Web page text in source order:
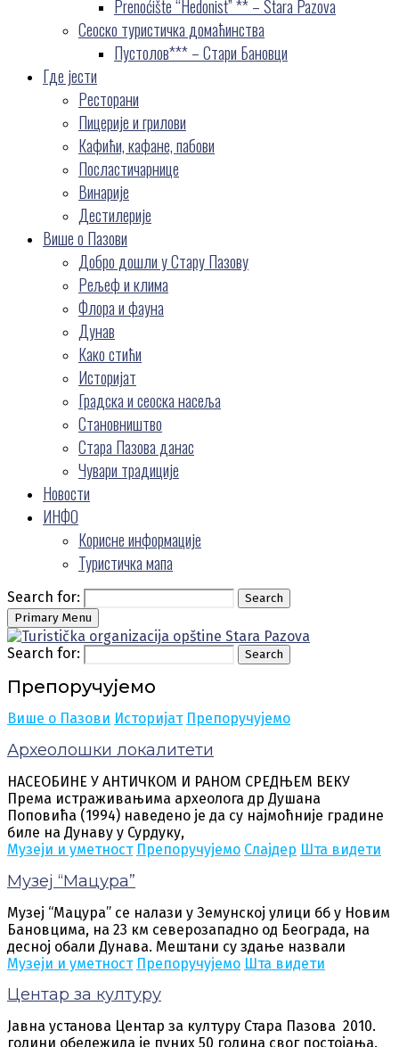
Prenoćište “Hedonist” ** – Stara Pazova
Сеоско туристичка домаћинства
Пустолов*** – Стари Бановци
Где јести
Ресторани
Пицерије и грилови
Кафићи, кафане, пабови
Посластичарнице
Винарије
Дестилерије
Више о Пазови
Добро дошли у Стару Пазову
Рељеф и клима
Флора и фауна
Дунав
Како стићи
Историјат
Градска и сеоска насеља
Становништво
Стара Пазова данас
Чувари традиције
Новости
ИНФО
Корисне информације
Туристичка мапа
Search for:
Search
Primary Menu
Search for: Search
Препоручујемо
Више о Пазови Историјат Препоручујемо
Археолошки локалитети
НАСЕОБИНЕ У АНТИЧКОМ И РАНОМ СРЕДЊЕМ ВЕКУ
Према истраживањима археолога др Душана
Поповића (1994) наведено је да су најмоћније градине
биле на Дунаву у Сурдуку,
Музеји и уметност Препоручујемо Слајдер Шта видети
Музеј “Мацура”
Музеј “Мацура” се налази у Земунској улици бб у Новим
Бановцима, на 23 км северозападно од Београда, на
десној обали Дунава. Мештани су здање назвали
Музеји и уметност Препоручујемо Шта видети
Центар за културу
Јавна установа Центар за културу Стара Пазова 2010.
години обележила је пуних 50 година свог постојања.